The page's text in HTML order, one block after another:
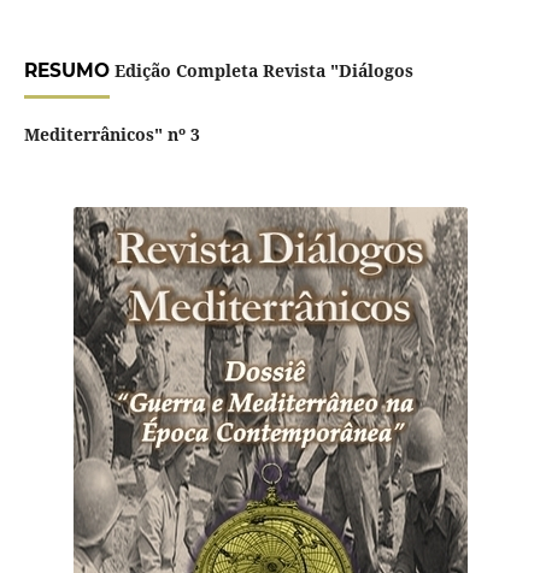
RESUMO Edição Completa Revista "Diálogos
Mediterrânicos" nº 3